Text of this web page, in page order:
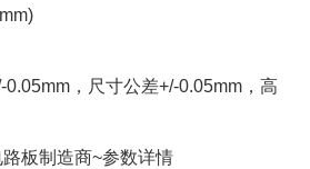
，尺寸公差+/-0.05mm，高
板制造商~参数详情